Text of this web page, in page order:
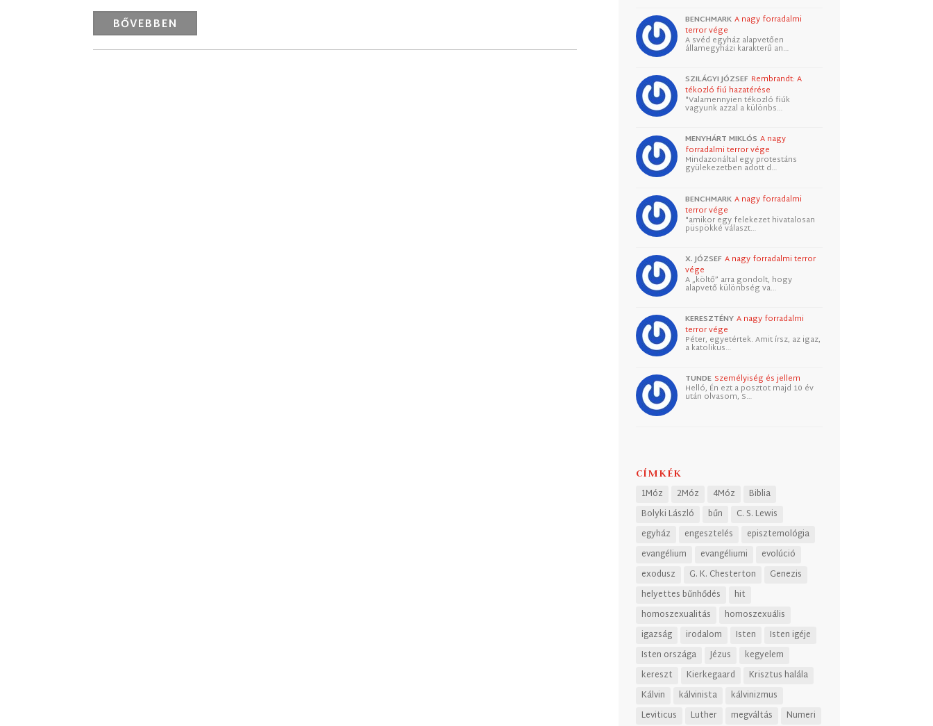
BŐVEBBEN
BENCHMARK A nagy forradalmi
terror vége
A svéd egyház alapvetően
államegyházi karakterű an…
SZILÁGYI JÓZSEF Rembrandt: A
tékozló fiú hazatérése
"Valamennyien tékozló fiúk
vagyunk azzal a különbs…
MENYHÁRT MIKLÓS A nagy
forradalmi terror vége
Mindazonáltal egy protestáns
gyülekezetben adott d…
BENCHMARK A nagy forradalmi
terror vége
"amikor egy felekezet hivatalosan
püspökké választ…
X. JÓZSEF A nagy forradalmi terror
vége
A „költő” arra gondolt, hogy
alapvető különbség va…
KERESZTÉNY A nagy forradalmi
terror vége
Péter, egyetértek. Amit írsz, az igaz,
a katolikus…
TUNDE Személyiség és jellem
Helló, Én ezt a posztot majd 10 év
után olvasom, S…
CÍMKÉK
1Móz 2Móz 4Móz
Biblia
Bolyki László
bűn
C. S. Lewis
egyház
engesztelés
episztemológia
evangélium
evangéliumi
evolúció
exodusz
G. K. Chesterton
Genezis
helyettes bűnhődés
hit
homoszexualitás
homoszexuális
igazság
irodalom Isten
Isten igéje
Isten országa
Jézus
kegyelem
kereszt
Kierkegaard
Krisztus halála
Kálvin
kálvinista
kálvinizmus
Leviticus
Luther megváltás Numeri